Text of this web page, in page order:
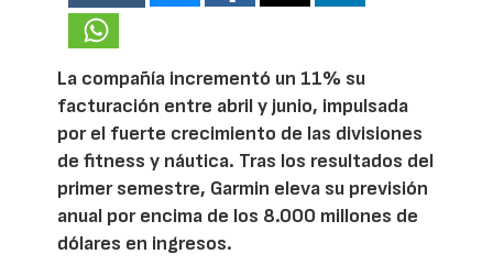
La compañía incrementó un 11% su
facturación entre abril y junio, impulsada
por el fuerte crecimiento de las divisiones
de fitness y náutica. Tras los resultados del
primer semestre, Garmin eleva su previsión
anual por encima de los 8.000 millones de
dólares en ingresos.